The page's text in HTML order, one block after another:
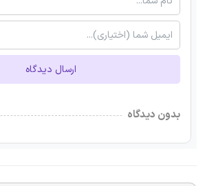
ارسال دیدگاه
بدون دیدگاه